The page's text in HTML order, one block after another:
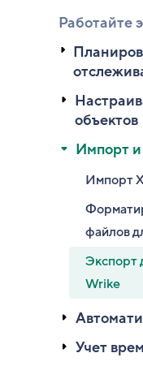
Работайте
объектов
Импорт и
Импорт
файлов
Экспорт
Wrike
Учет